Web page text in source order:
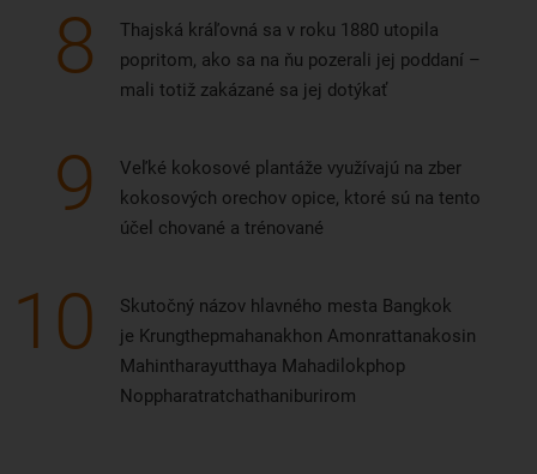
8
Thajská kráľovná sa v roku 1880 utopila
popritom, ako sa na ňu pozerali jej poddaní –
mali totiž zakázané sa jej dotýkať
9
Veľké kokosové plantáže využívajú na zber
kokosových orechov opice, ktoré sú na tento
účel chované a trénované
10
Skutočný názov hlavného mesta Bangkok
je Krungthepmahanakhon Amonrattanakosin
Mahintharayutthaya Mahadilokphop
Noppharatratchathaniburirom